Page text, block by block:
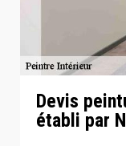
Devis
établi par